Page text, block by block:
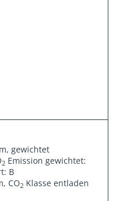
gewichtet
2 Emission gewichtet:
B
CO2 Klasse entladen